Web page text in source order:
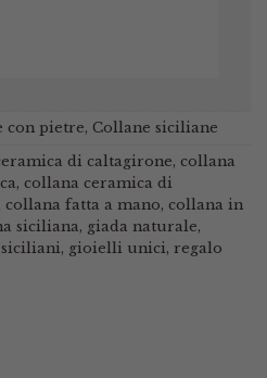
con pietre, Collane siciliane
di caltagirone, collana
, collana ceramica di
collana fatta a mano, collana in
siciliana, giada naturale,
, gioielli unici , regalo